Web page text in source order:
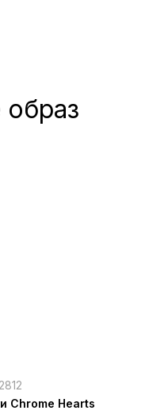
Chrome Hearts